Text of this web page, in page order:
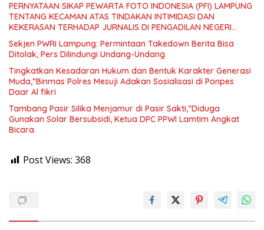
PERNYATAAN SIKAP PEWARTA FOTO INDONESIA (PFI) LAMPUNG
TENTANG KECAMAN ATAS TINDAKAN INTIMIDASI DAN
KEKERASAN TERHADAP JURNALIS DI PENGADILAN NEGERI
TANJUNG KARANG.
Sekjen PWRI Lampung: Permintaan Takedown Berita Bisa
Ditolak, Pers Dilindungi Undang-Undang
Tingkatkan Kesadaran Hukum dan Bentuk Karakter Generasi
Muda,”Binmas Polres Mesuji Adakan Sosialisasi di Ponpes
Daar Al fikri
Tambang Pasir Silika Menjamur di Pasir Sakti,”Diduga
Gunakan Solar Bersubsidi, Ketua DPC PPWI Lamtim Angkat
Bicara.
Post Views: 368